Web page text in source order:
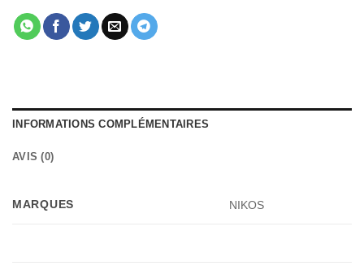
INFORMATIONS COMPLÉMENTAIRES
AVIS (0)
MARQUES NIKOS